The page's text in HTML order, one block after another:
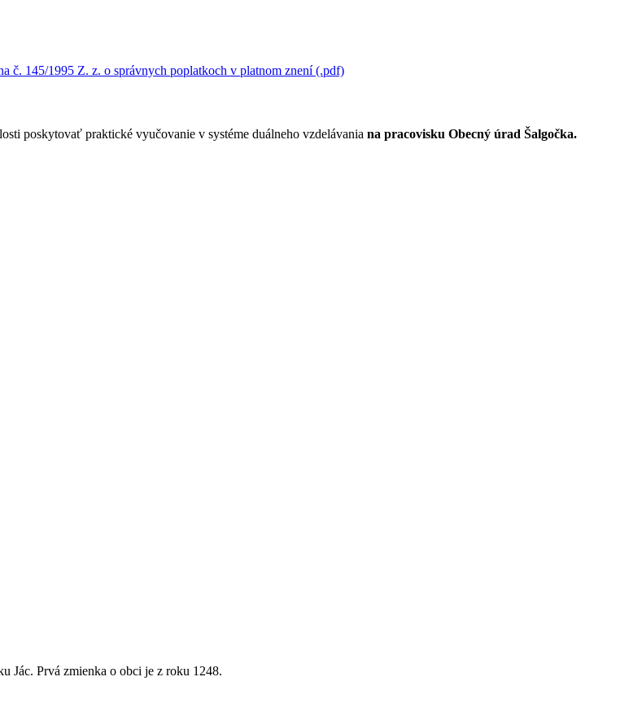
č. 145/1995 Z. z. o správnych poplatkoch v platnom znení (.pdf)
poskytovať praktické vyučovanie v systéme duálneho vzdelávania na pracovisku Obecný úrad Šalgočka.
Jác. Prvá zmienka o obci je z roku 1248.